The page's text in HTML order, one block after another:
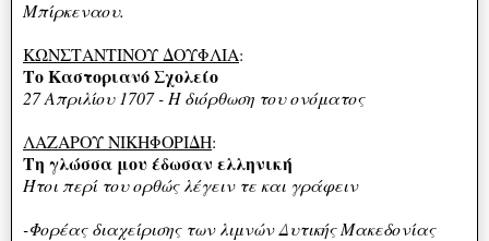
Μπίρκεναου.
ΚΩΝΣΤΑΝΤΙΝΟΥ ΔΟΥΦΛΙΑ:
Το Καστοριανό Σχολείο
27 Απριλίου 1707 - Η διόρθωση του ονόματος
ΛΑΖΑΡΟΥ ΝΙΚΗΦΟΡΙΔΗ:
Τη γλώσσα μου έδωσαν ελληνική
Ήτοι περί του ορθώς λέγειν τε και γράφειν
-Φορέας διαχείρισης των λιμνών Δυτικής Μακεδονίας